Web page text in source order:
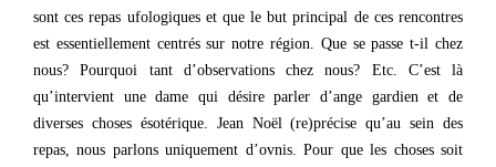
sont ces repas ufologiques et que le but principal de ces rencontres
est essentiellement centrés sur notre région. Que se passe t-il chez
nous? Pourquoi tant d’observations chez nous? Etc. C’est là
qu’intervient une dame qui désire parler d’ange gardien et de
diverses choses ésotérique. Jean Noël (re)précise qu’au sein des
repas, nous parlons uniquement d’ovnis. Pour que les choses soit